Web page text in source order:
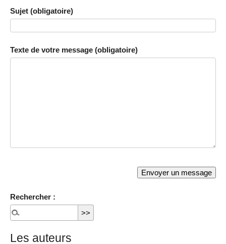
Sujet (obligatoire)
Texte de votre message (obligatoire)
Rechercher :
Les auteurs